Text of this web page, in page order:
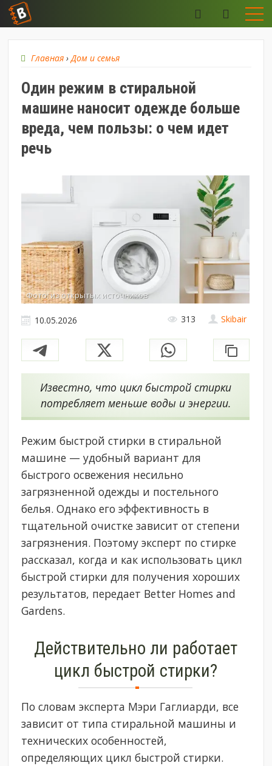
Главная ›Дом и семья
Один режим в стиральной
машине наносит одежде больше
вреда, чем пользы: о чем идет
речь
Фото: из открытых источников
Skibair
10.05.2026 313
Известно, что цикл быстрой стирки
потребляет меньше воды и энергии.
Режим быстрой стирки в стиральной
машине — удобный вариант для
быстрого освежения несильно
загрязненной одежды и постельного
белья. Однако его эффективность в
тщательной очистке зависит от степени
загрязнения. Поэтому эксперт по стирке
рассказал, когда и как использовать цикл
быстрой стирки для получения хороших
результатов, передает Better Homes and
Gardens.
Действительно ли работает
цикл быстрой стирки?
По словам эксперта Мэри Гаглиарди, все
зависит от типа стиральной машины и
технических особенностей,
определяющих цикл быстрой стирки.